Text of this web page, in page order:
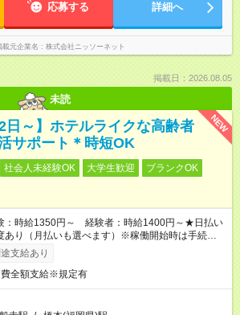
応募する 詳細へ
載元企業名 株式会社ニッソーネット
掲載日：2026.08.05
未読
NEW
日～】ホテルライクな高齢者
サポート＊時短OK
社会人未経験OK 大学生歓迎
ブランクOK
：時給1350円～ 経験者：時給1400円～★日払い
あり（月払いも選べます）※稼働開始時は手続き完
払いとなります。
支給あり
全額支給※規定有